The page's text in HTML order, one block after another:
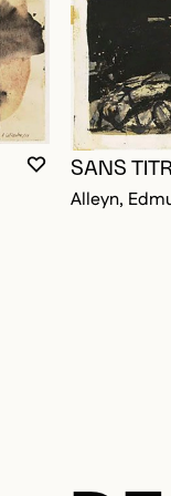
VOUS DEVEZ
FERMER LA
OUVRIR LA
SANS
Alleyn,